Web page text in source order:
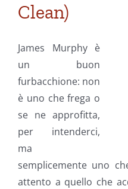
Clean)
James Murphy è
un buon
furbacchione: non
è uno che frega o
se ne approfitta,
per intenderci,
ma
semplicemente uno
attento a quello che